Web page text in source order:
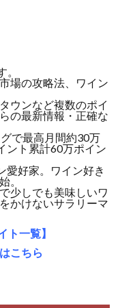
場の攻略法、ワイン
ウンなど複数のポイ
の最新情報・正確な
で最高月間約30万
ント累計60万ポイン
愛好家。ワイン好き
。
少しでも美味しいワ
かけないサラリーマ
一覧】
こちら